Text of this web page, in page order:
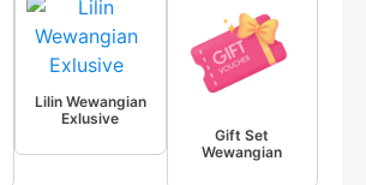
Lilin Wewangian
Exlusive
Gift Set
Wewangian